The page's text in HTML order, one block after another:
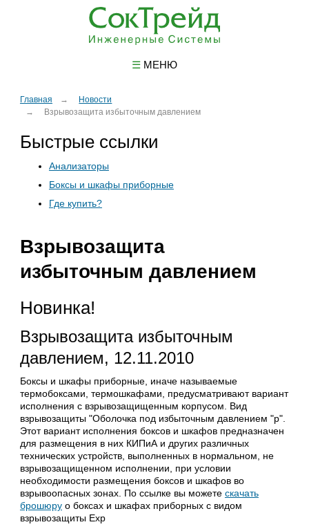
☰МЕНЮ
Главная
Новости
Взрывозащита избыточным давлением
Быстрые ссылки
Анализаторы
Боксы и шкафы приборные
Где купить?
Взрывозащита
избыточным давлением
Новинка!
Взрывозащита избыточным
давлением, 12.11.2010
Боксы и шкафы приборные, иначе называемые
термобоксами, термошкафами, предусматривают вариант
исполнения с взрывозащищенным корпусом. Вид
взрывозащиты "Оболочка под избыточным давлением "p".
Этот вариант исполнения боксов и шкафов предназначен
для размещения в них КИПиА и других различных
технических устройств, выполненных в нормальном, не
взрывозащищенном исполнении, при условии
необходимости размещения боксов и шкафов во
взрывоопасных зонах. По ссылке вы можете скачать
брошюруо боксах и шкафах приборных с видом
взрывозащиты Exp